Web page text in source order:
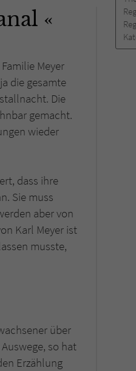
Meyer
die gesamte
Die
gemacht.
wieder
dass ihre
Sie muss
aber von
Karl Meyer ist
musste,
über
so hat
Erzählung
Buchtitel
KG
Kommunikation der
benötigt um z. B.